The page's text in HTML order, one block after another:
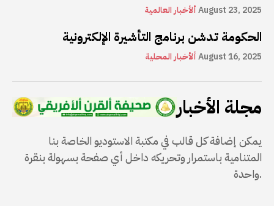
ألأخبار العالميةAugust 23, 2025
الحكومة تدشن برنامج التأشيرة الإلكترونية
ألأخبار المحليةAugust 16, 2025
مجلة الأخبار
يمكن إضافة كل قالب في مكتبة الاستوديو الخاصة بنا
المتنامية باستمرار وتحريكه داخل أي صفحة بسهولة بنقرة
واحدة.